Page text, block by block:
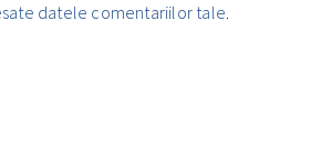
datele comentariilor tale.